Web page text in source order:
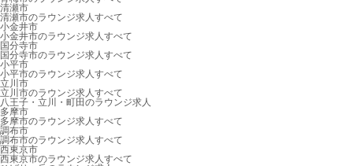
清瀬市
清瀬市のラウンジ求人すべて
小金井市
小金井市のラウンジ求人すべて
国分寺市
国分寺市のラウンジ求人すべて
小平市
小平市のラウンジ求人すべて
立川市
立川市のラウンジ求人すべて
八王子・立川・町田のラウンジ求人
多摩市
多摩市のラウンジ求人すべて
調布市
調布市のラウンジ求人すべて
西東京市
西東京市のラウンジ求人すべて